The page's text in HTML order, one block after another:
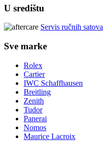
U središtu
Servis ručnih satova
Sve marke
Rolex
Cartier
IWC Schaffhausen
Breitling
Zenith
Tudor
Panerai
Nomos
Maurice Lacroix